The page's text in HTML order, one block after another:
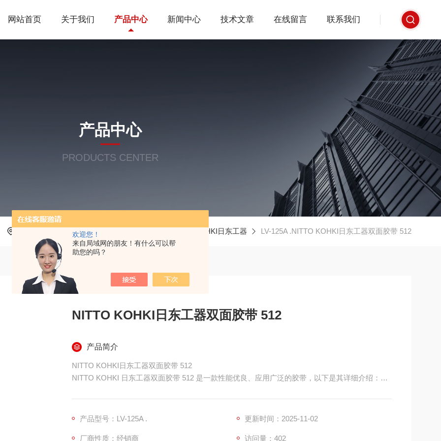
欢迎您！
来自局域网的朋友！有什么可以帮
助您的吗？
网站首页 关于我们 产品中心 新闻中心 技术文章 在线留言 联系我们
产品中心
PRODUCTS CENTER
产品中心 NITTO KOHKI日东工器 LV-125A .NITTO KOHKI日东工器双面胶带 512
NITTO KOHKI日东工器双面胶带 512
产品简介
NITTO KOHKI日东工器双面胶带 512
NITTO KOHKI 日东工器双面胶带 512 是一款性能优良、应用广泛的胶带，以下是其详细介绍：
合环保要求，在室内使用也能保证空气质量。
的材料上，如泡沫材料，不易
产品型号：LV-125A . 更新时间：2025-11-02
厂商性质：经销商 访问量：402